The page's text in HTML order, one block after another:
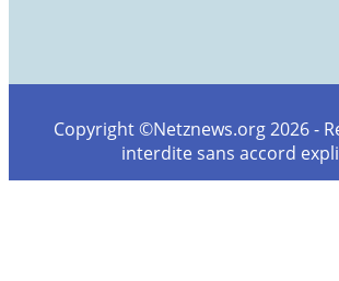
Copyright ©Netznews.org 2026 -
interdite sans accord